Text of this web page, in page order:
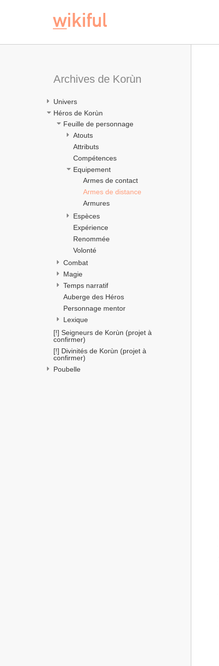
Archives de Korùn
Univers
Héros de Korùn
Feuille de personnage
Atouts
Attributs
Compétences
Equipement
Armes de contact
Armes de distance
Armures
Espèces
Expérience
Renommée
Volonté
Combat
Magie
Temps narratif
Auberge des Héros
Personnage mentor
Lexique
[!] Seigneurs de Korùn (projet à
confirmer)
[!] Divinités de Korùn (projet à
confirmer)
Poubelle